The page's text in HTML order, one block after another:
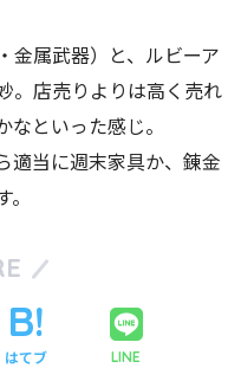
金属武器）と、ルビーア
。店売りよりは高く売れ
といった感じ。
適当に週末家具か、錬金
はてブ LINE